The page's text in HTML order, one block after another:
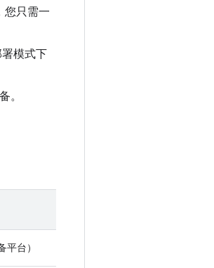
您只需一
模式下
。
台）